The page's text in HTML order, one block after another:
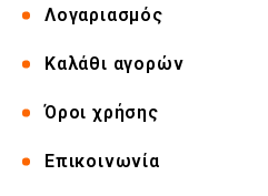
Λογαριασμός
Καλάθι αγορών
Όροι χρήσης
Επικοινωνία